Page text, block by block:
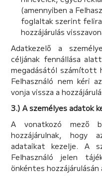
(amennyiben a
foglaltak szerint
hozzájárulás
Adatkezelő a
céljának fennállása
megadásától számított
Felhasználó nem kéri
vonja vissza a
3.) A személyes adatok
A vonatkozó mező
hozzájárulnak, hogy
adataikat kezelje. A
Felhasználó jelen
önkéntes hozzájárulásán